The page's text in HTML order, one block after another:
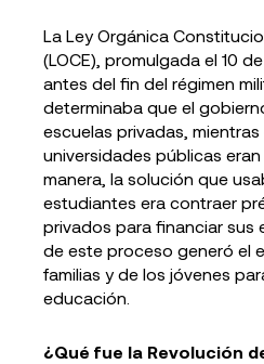
La Ley Orgánica
(LOCE), promulgada el 10
antes del fin del régimen
determinaba que el
escuelas privadas,
universidades públicas
manera, la solución que
estudiantes era contraer
privados para financiar sus
de este proceso generó el
familias y de los jóvenes
educación.
¿Qué fue la Revolución